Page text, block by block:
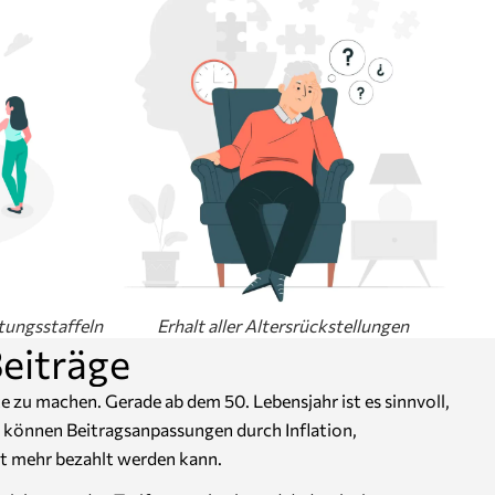
Erhalt aller Altersrückstellungen
machen. Gerade ab dem 50. Lebensjahr ist es sinnvoll,
Beitragsanpassungen durch Inflation,
mehr bezahlt werden kann.